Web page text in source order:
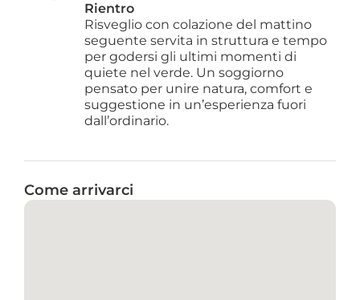
Rientro
Risveglio con colazione del mattino
seguente servita in struttura e tempo
per godersi gli ultimi momenti di
quiete nel verde. Un soggiorno
pensato per unire natura, comfort e
suggestione in un’esperienza fuori
dall’ordinario.
Come arrivarci